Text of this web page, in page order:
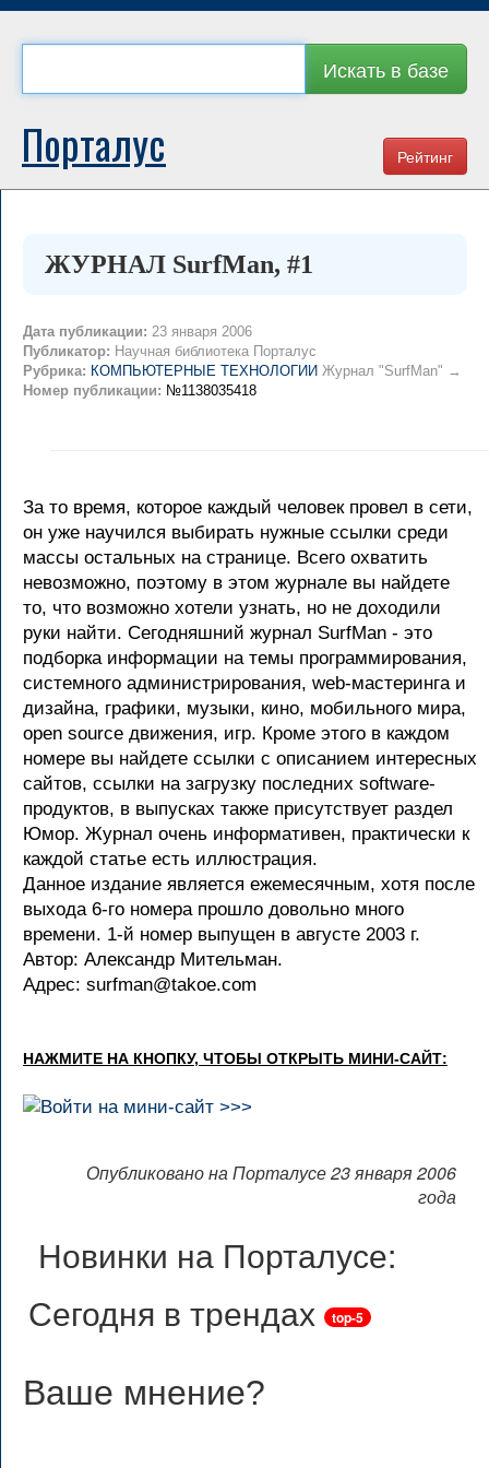
Искать в базе
Рейтинг
Порталус
ЖУРНАЛ SurfMan, #1
Дата публикации: 23 января 2006
Публикатор: Научная библиотека Порталус
Рубрика: КОМПЬЮТЕРНЫЕ ТЕХНОЛОГИИ Журнал "SurfMan" →
Номер публикации: №1138035418
За то время, которое каждый человек провел в сети,
он уже научился выбирать нужные ссылки среди
массы остальных на странице. Всего охватить
невозможно, поэтому в этом журнале вы найдете
то, что возможно хотели узнать, но не доходили
руки найти. Сегодняшний журнал SurfMan - это
подборка информации на темы программирования,
системного администрирования, web-мастеринга и
дизайна, графики, музыки, кино, мобильного мира,
open source движения, игр. Кроме этого в каждом
номере вы найдете ссылки с описанием интересных
сайтов, ссылки на загрузку последних software-
продуктов, в выпусках также присутствует раздел
Юмор. Журнал очень информативен, практически к
каждой статье есть иллюстрация.
Данное издание является ежемесячным, хотя после
выхода 6-го номера прошло довольно много
времени. 1-й номер выпущен в августе 2003 г.
Автор: Александр Мительман.
Адрес: surfman@takoe.com
НАЖМИТЕ НА КНОПКУ, ЧТОБЫ ОТКРЫТЬ МИНИ-САЙТ:
Опубликовано на Порталусе 23 января 2006
года
Новинки на Порталусе:
Сегодня в трендах
top-5
Ваше мнение?